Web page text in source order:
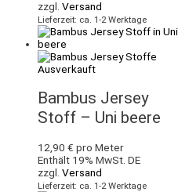
zzgl. Versand
Lieferzeit: ca. 1-2 Werktage
Ausverkauft
Bambus Jersey
Stoff – Uni beere
12,90 € pro Meter
Enthält 19% MwSt. DE
zzgl. Versand
Lieferzeit: ca. 1-2 Werktage